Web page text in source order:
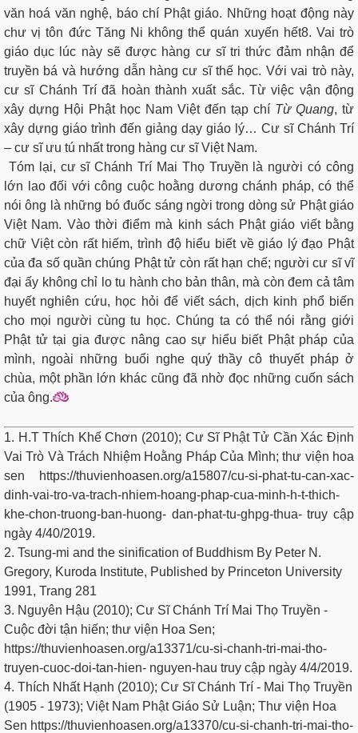
văn hoá văn nghệ, báo chí Phật giáo. Những hoạt động này
chư vị tôn đức Tăng Ni không thể quán xuyến hết8. Vai trò
giáo dục lúc này sẽ được hàng cư sĩ tri thức đảm nhận để
truyền bá và hướng dẫn hàng cư sĩ thế học. Với vai trò này,
cư sĩ Chánh Trí đã hoàn thành xuất sắc. Từ việc vận động
xây dựng Hội Phật học Nam Việt đến tạp chí Từ Quang, từ
xây dựng giáo trình đến giảng dạy giáo lý… Cư sĩ Chánh Trí
– cư sĩ ưu tú nhất trong hàng cư sĩ Việt Nam.
Tóm lại, cư sĩ Chánh Trí Mai Thọ Truyền là người có công
lớn lao đối với công cuộc hoằng dương chánh pháp, có thể
nói ông là những bó đuốc sáng ngời trong dòng sử Phật giáo
Việt Nam. Vào thời điểm mà kinh sách Phật giáo viết bằng
chữ Việt còn rất hiếm, trình độ hiểu biết về giáo lý đạo Phật
của đa số quần chúng Phật tử còn rất hạn chế; người cư sĩ vĩ
đại ấy không chỉ lo tu hành cho bản thân, mà còn đem cả tâm
huyết nghiên cứu, học hỏi để viết sách, dịch kinh phổ biến
cho mọi người cùng tu học. Chúng ta có thể nói rằng giới
Phật tử tại gia được nâng cao sự hiểu biết Phật pháp của
mình, ngoài những buổi nghe quý thầy cô thuyết pháp ở
chùa, một phần lớn khác cũng đã nhờ đọc những cuốn sách
của ông.
1. H.T Thích Khế Chơn (2010); Cư Sĩ Phật Tử Cần Xác Định
Vai Trò Và Trách Nhiệm Hoằng Pháp Của Mình; thư viện hoa
sen https://thuvienhoasen.org/a15807/cu-si-phat-tu-can-xac-
dinh-vai-tro-va-trach-nhiem-hoang-phap-cua-minh-h-t-thich-
khe-chon-truong-ban-huong- dan-phat-tu-ghpg-thua- truy cập
ngày 4/40/2019.
2. Tsung-mi and the sinification of Buddhism By Peter N.
Gregory, Kuroda Institute, Published by Princeton University
1991, Trang 281
3. Nguyên Hậu (2010); Cư Sĩ Chánh Trí Mai Thọ Truyền -
Cuộc đời tận hiến; thư viện Hoa Sen;
https://thuvienhoasen.org/a13371/cu-si-chanh-tri-mai-tho-
truyen-cuoc-doi-tan-hien- nguyen-hau truy cập ngày 4/4/2019.
4. Thích Nhất Hạnh (2010); Cư Sĩ Chánh Trí - Mai Thọ Truyền
(1905 - 1973); Việt Nam Phật Giáo Sử Luận; Thư viện Hoa
Sen https://thuvienhoasen.org/a13370/cu-si-chanh-tri-mai-tho-